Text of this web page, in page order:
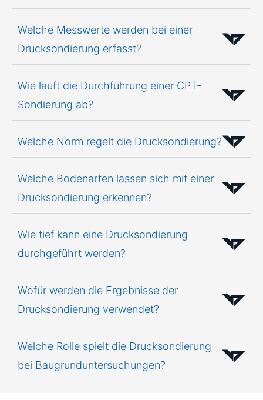
Welche Messwerte werden bei einer
Drucksondierung erfasst?
Wie läuft die Durchführung einer CPT-
Sondierung ab?
Welche Norm regelt die Drucksondierung?
Welche Bodenarten lassen sich mit einer
Drucksondierung erkennen?
Wie tief kann eine Drucksondierung
durchgeführt werden?
Wofür werden die Ergebnisse der
Drucksondierung verwendet?
Welche Rolle spielt die Drucksondierung
bei Baugrunduntersuchungen?